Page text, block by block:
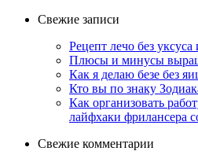
Свежие записи
Рецепт лечо без уксуса
Плюсы и минусы
Как я делаю безе без
Кто вы по знаку
Как организовать
лайфхаки фрилансера
Свежие комментарии